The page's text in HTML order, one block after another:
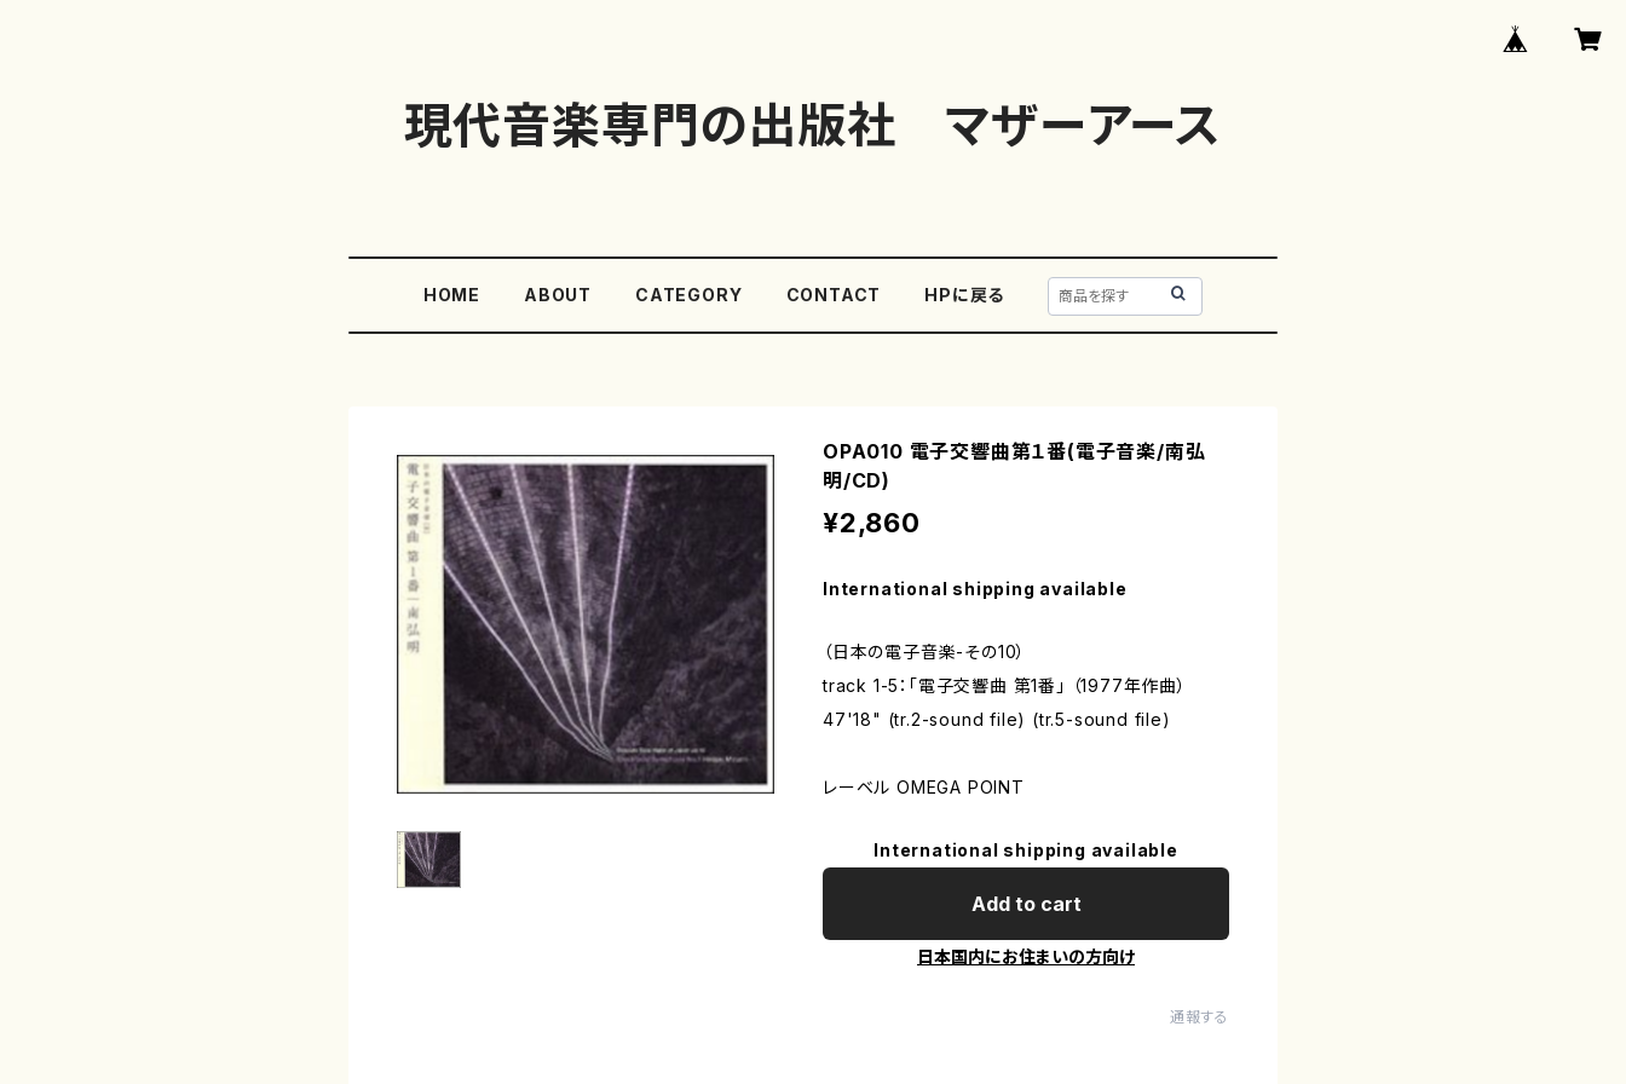
現代音楽専門の出版社 マザーアース
HOME ABOUT CATEGORY CONTACT HPに戻る
OPA010 電子交響曲第１番(電子音楽/南弘
明/CD)
¥2,860
International shipping available
（日本の電子音楽-その10）
track 1-5：「電子交響曲 第1番」 （1977年作曲）
47'18" (tr.2-sound file) (tr.5-sound file)
レーベル OMEGA POINT
International shipping available
Add to cart
日本国内にお住まいの方向け
通報する